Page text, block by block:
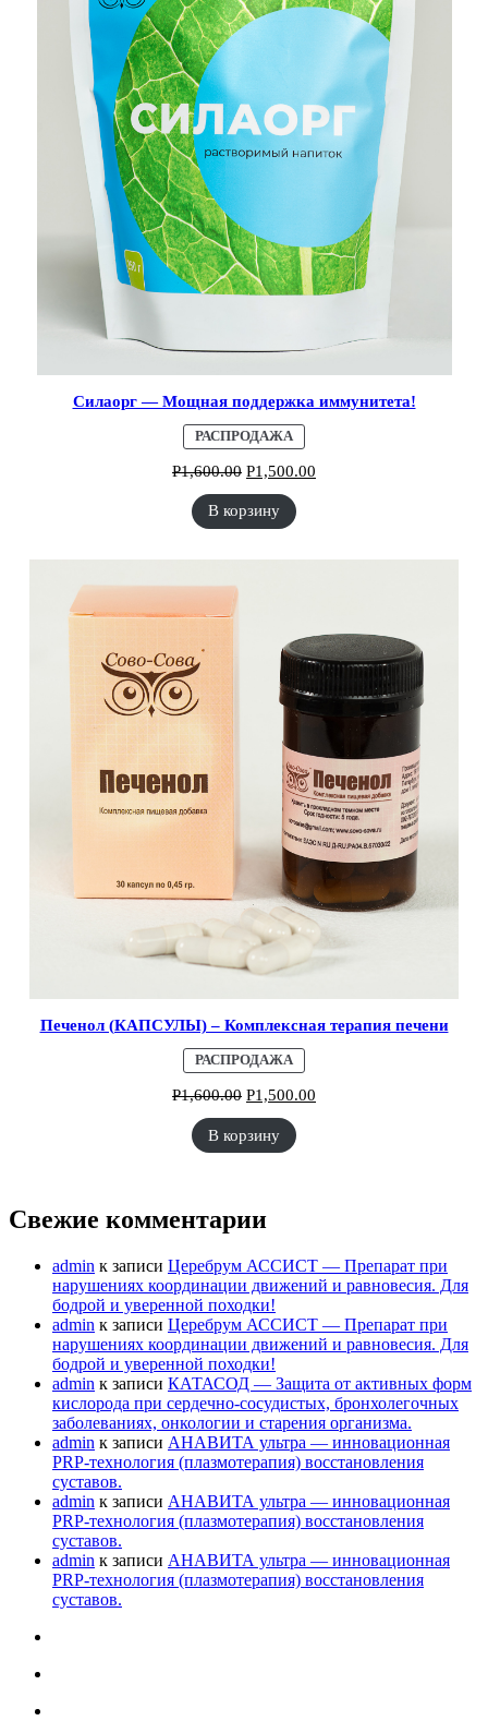
Силаорг — Мощная поддержка иммунитета!
РАСПРОДАЖА
ТОВАР
Р1,600.00 Р1,500.00
В корзину
Печенол (КАПСУЛЫ) – Комплексная терапия печени
РАСПРОДАЖАПРОДАВАЕМЫЙ
ТОВАР
Р1,600.00 Р1,500.00
В корзину
Свежие комментарии
admin к записи Церебрум АССИСТ — Препарат при
нарушениях координации движений и равновесия. Для
бодрой и уверенной походки!
admin к записи Церебрум АССИСТ — Препарат при
нарушениях координации движений и равновесия. Для
бодрой и уверенной походки!
admin к записи КАТАСОД — Защита от активных форм
кислорода при сердечно-сосудистых, бронхолегочных
заболеваниях, онкологии и старения организма.
admin к записи АНАВИТА ультра — инновационная
PRP-технология (плазмотерапия) восстановления
суставов.
admin к записи АНАВИТА ультра — инновационная
PRP-технология (плазмотерапия) восстановления
суставов.
admin к записи АНАВИТА ультра — инновационная
PRP-технология (плазмотерапия) восстановления
суставов.